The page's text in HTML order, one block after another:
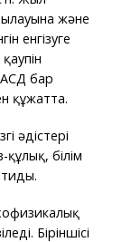
және
енгізуге
АСД бар
құжатта.
әдістері
құлық, білім
Біріншісі